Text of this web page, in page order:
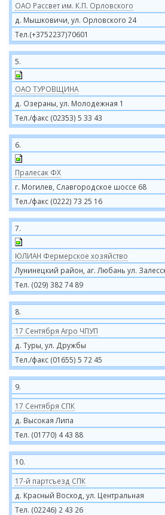
ОАО Рассвет им. К.П. Орловского
д. Мышковичи, ул. Орловского 24
Тел.(+3752237)70601
5.
ОАО ТУРОВЩИНА
д. Озераны, ул. Молодежная 1
Тел./факс (02353) 5 33 43
6.
Пралесак ФХ
г. Могилев, Славгородское шоссе 68
Тел./факс (0222) 73 25 16
7.
ЮЛИАН Фермерское хозяйство
Лунинецкий район, аг. Любань ул.
Тел. (029) 382 74 89
8.
17 Сентября Агро ЧПУП
д. Туры, ул. Дружбы
Тел./факс (01655) 5 72 45
9.
17 Сентября СПК
д. Высокая Липа
Тел. (01770) 4 43 88
10.
17-й партсъезд СПК
д. Красный Восход, ул. Центральная
Тел. (02246) 2 43 26